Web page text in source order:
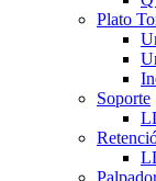
Plato
Soporte